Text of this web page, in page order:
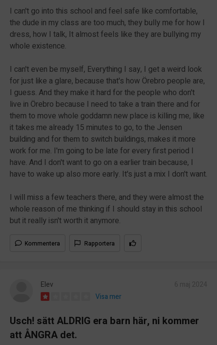
I can't go into this school and feel safe like comfortable,
the dude in my class are too much, they bully me for how I
dress, how I talk, It almost feels like they are bullying my
whole existence.
I can't even be myself, Everything I say, I get a weird look
for just like a glare, because that's how Örebro people are,
I guess. And they make it hard for the people who don't
live in Örebro because I need to take a train there and for
them to move whole goddamn new place is killing me, like
it takes me already 15 minutes to go, to the Jensen
building and for them to switch buildings, makes it more
work for me. I'm going to be late for every first period I
have. And I don't want to go on a earlier train because, I
have to wake up also more early. It's just a mix I don't want.
I will miss a few teachers there, and they were almost the
whole reason of me thinking if I should stay in this school
but it really isn't worth it anymore.
Kommentera Rapportera
Elev
Visa mer
Usch! sätt ALDRIG era barn här, ni kommer
att ÅNGRA det.